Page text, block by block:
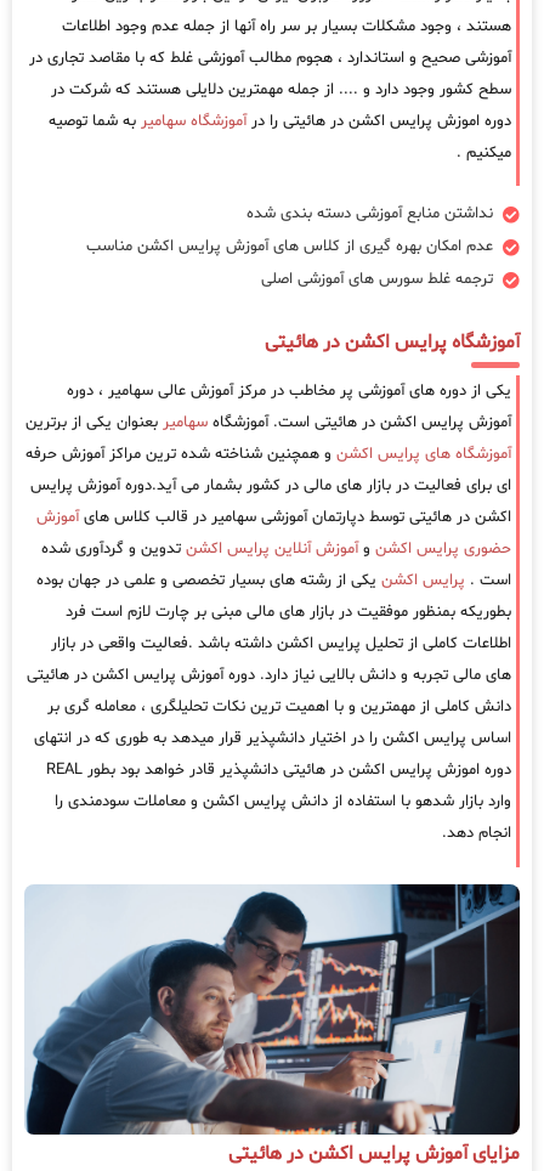
هستند ، وجود مشکلات بسیار بر سر راه آنها از جمله عدم وجود اطلاعات
آموزشی صحیح و استاندارد ، هجوم مطالب آموزشی غلط که با مقاصد تجاری در
سطح کشور وجود دارد و .... از جمله مهمترین دلایلی هستند که شرکت در
دوره اموزش پرایس اکشن در هائیتی را درآموزشگاه سهامیر به شما توصیه
میکنیم .
نداشتن منابع آموزشی دسته بندی شده
عدم امکان بهره گیری از کلاس های آموزش پرایس اکشن مناسب
ترجمه غلط سورس های آموزشی اصلی
آموزشگاه پرایس اکشن در هائیتی
یکی از دوره های آموزشی پر مخاطب در مرکز آموزش عالی سهامیر ، دوره
آموزش پرایس اکشن در هائیتی است. آموزشگاه سهامیر بعنوان یکی از برترین
آموزشگاه های پرایس اکشن و همچنین شناخته شده ترین مراکز آموزش حرفه
ای برای فعالیت در بازار های مالی در کشور بشمار می آید.دوره آموزش پرایس
اکشن در هائیتی توسط دپارتمان آموزشی سهامیر در قالب کلاس هایآموزش
حضوری پرایس اکشن وآموزش آنلاین پرایس اکشن تدوین و گردآوری شده
است . پرایس اکشن یکی از رشته های بسیار تخصصی و علمی در جهان بوده
بطوریکه بمنظور موفقیت در بازار های مالی مبنی بر چارت لازم است فرد
اطلاعات کاملی از تحلیل پرایس اکشن داشته باشد .فعالیت واقعی در بازار
های مالی تجربه و دانش بالایی نیاز دارد. دوره آموزش پرایس اکشن در هائیتی
دانش کاملی از مهمترین و با اهمیت ترین نکات تحلیلگری ، معامله گری بر
اساس پرایس اکشن را در اختیار دانشپذیر قرار میدهد به طوری که در انتهای
دوره اموزش پرایس اکشن در هائیتی دانشپذیر قادر خواهد بود بطور REAL
وارد بازار شدهو با استفاده از دانش پرایس اکشن و معاملات سودمندی را
انجام دهد.
مزایای آموزش پرایس اکشن در هائیتی